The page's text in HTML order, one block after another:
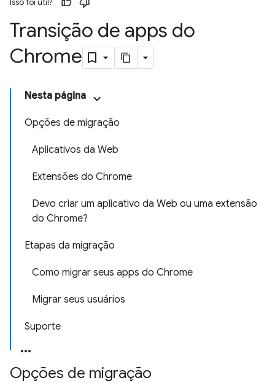
Isso foi útil?
Transição de apps do
Chrome
Nesta página
Opções de migração
Aplicativos da Web
Extensões do Chrome
Devo criar um aplicativo da Web ou uma extensão
do Chrome?
Etapas da migração
Como migrar seus apps do Chrome
Migrar seus usuários
Suporte
Opções de migração